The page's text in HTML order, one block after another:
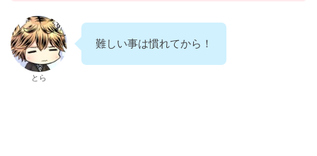
とら
難しい事は慣れてから！